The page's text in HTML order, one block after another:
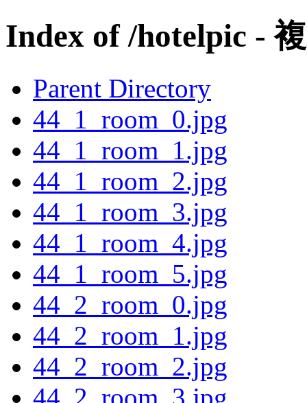
Index of /hotelpic -
Parent Directory
44_1_room_0.jpg
44_1_room_1.jpg
44_1_room_2.jpg
44_1_room_3.jpg
44_1_room_4.jpg
44_1_room_5.jpg
44_2_room_0.jpg
44_2_room_1.jpg
44_2_room_2.jpg
44_2_room_3.jpg